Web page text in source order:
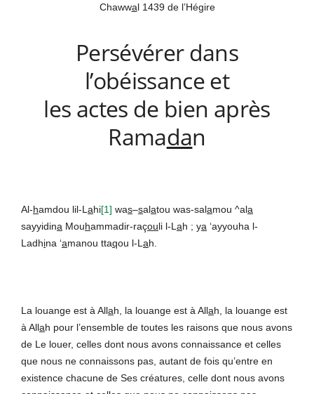
Chawwal 1439 de l’Hégire
Persévérer dans
l’obéissance et
les actes de bien après
Ramadan
Al-hamdou lil-L ahi[1] was–salatou was-salamou ^ala
sayyidina Mouhammadir-raçouli l-L ah ; ya ‘ayyouha l-
Ladhina ‘amanou ttaqou l-L ah.
La louange est à Allah, la louange est à Allah, la louange est
à Allah pour l’ensemble de toutes les raisons que nous avons
de Le louer, celles dont nous avons connaissance et celles
que nous ne connaissons pas, autant de fois qu’entre en
existence chacune de Ses créatures, celle dont nous avons